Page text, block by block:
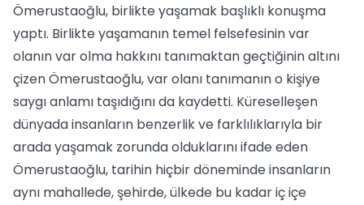
Ömerustaoğlu, birlikte yaşamak başlıklı konuşma
yaptı. Birlikte yaşamanın temel felsefesinin var
olanın var olma hakkını tanımaktan geçtiğinin altını
çizen Ömerustaoğlu, var olanı tanımanın o kişiye
saygı anlamı taşıdığını da kaydetti. Küreselleşen
dünyada insanların benzerlik ve farklılıklarıyla bir
arada yaşamak zorunda olduklarını ifade eden
Ömerustaoğlu, tarihin hiçbir döneminde insanların
aynı mahallede, şehirde, ülkede bu kadar iç içe